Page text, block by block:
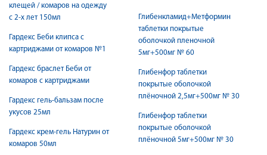
клещей / комаров на одежду
с 2-х лет 150мл
Гардекс Беби клипса c
картриджами от комаров №1
Гардекс браслет Беби от
комаров c картриджами
Гардекс гель-бальзам после
укусов 25мл
Гардекс крем-гель Натурин от
комаров 50мл
Глибенкламид+Метформин
таблетки покрытые
оболочкой пленочной
5мг+500мг № 60
Глибенфор таблетки
покрытые оболочкой
плёночной 2,5мг+500мг № 30
Глибенфор таблетки
покрытые оболочкой
плёночной 5мг+500мг № 30